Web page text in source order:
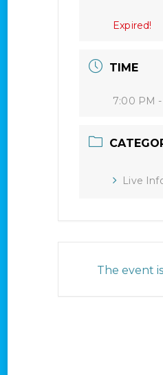
Expired!
TIME
7:00 PM
Live
The event